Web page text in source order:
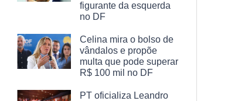
figurante da esquerda
no DF
Celina mira o bolso de
vândalos e propõe
multa que pode superar
R$ 100 mil no DF
PT oficializa Leandro